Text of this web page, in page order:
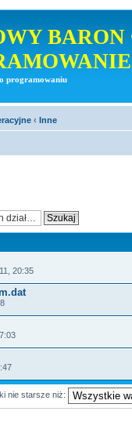
BARON
programowaniu
‹ Inne
20:35
nie starsze niż: